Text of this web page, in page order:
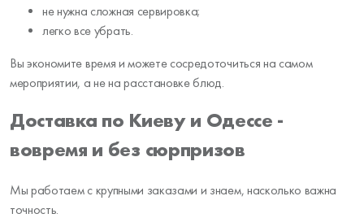
не нужна сложная сервировка;
легко все убрать.
Вы экономите время и можете сосредоточиться на самом
мероприятии, а не на расстановке блюд.
Доставка по Киеву и Одессе -
вовремя и без сюрпризов
Мы работаем с крупными заказами и знаем, насколько важна
точность.